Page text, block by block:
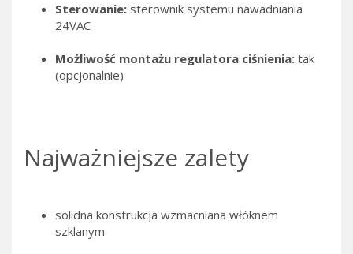
Sterowanie: sterownik systemu nawadniania
24VAC
Możliwość montażu regulatora ciśnienia: tak
(opcjonalnie)
Najważniejsze zalety
solidna konstrukcja wzmacniana włóknem
szklanym